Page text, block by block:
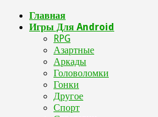
Главная
Игры Для Android
RPG
Азартные
Аркады
Головоломки
Гонки
Другое
Спорт